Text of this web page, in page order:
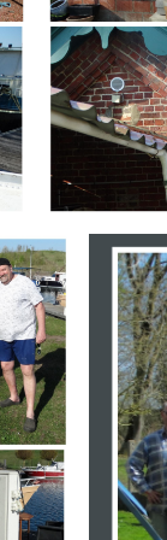
Branding